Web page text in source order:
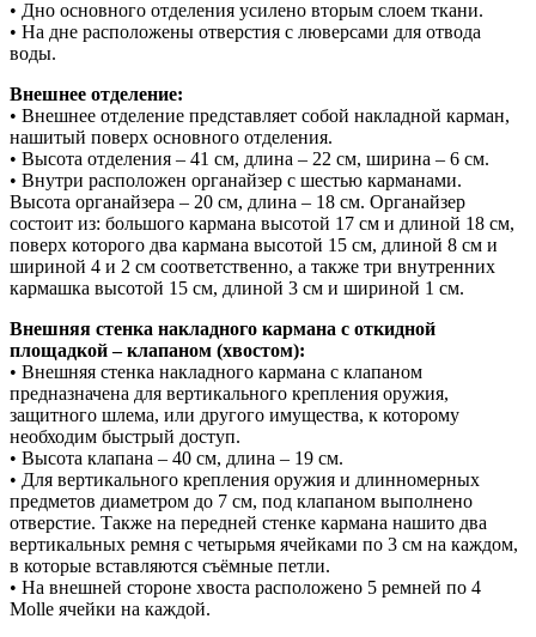
• Дно основного отделения усилено вторым слоем ткани.
• На дне расположены отверстия с люверсами для отвода
воды.
Внешнее отделение:
• Внешнее отделение представляет собой накладной карман,
нашитый поверх основного отделения.
• Высота отделения – 41 см, длина – 22 см, ширина – 6 см.
• Внутри расположен органайзер с шестью карманами.
Высота органайзера – 20 см, длина – 18 см. Органайзер
состоит из: большого кармана высотой 17 см и длиной 18 см,
поверх которого два кармана высотой 15 см, длиной 8 см и
шириной 4 и 2 см соответственно, а также три внутренних
кармашка высотой 15 см, длиной 3 см и шириной 1 см.
Внешняя стенка накладного кармана с откидной
площадкой – клапаном (хвостом):
• Внешняя стенка накладного кармана с клапаном
предназначена для вертикального крепления оружия,
защитного шлема, или другого имущества, к которому
необходим быстрый доступ.
• Высота клапана – 40 см, длина – 19 см.
• Для вертикального крепления оружия и длинномерных
предметов диаметром до 7 см, под клапаном выполнено
отверстие. Также на передней стенке кармана нашито два
вертикальных ремня с четырьмя ячейками по 3 см на каждом,
в которые вставляются съёмные петли.
• На внешней стороне хвоста расположено 5 ремней по 4
Molle ячейки на каждой.